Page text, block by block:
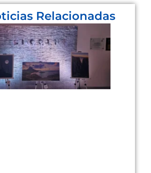
Relacionadas